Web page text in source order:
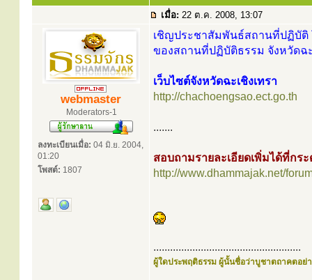
เมื่อ: 22 ต.ค. 2008, 13:07
webmaster
Moderators-1
ลงทะเบียนเมื่อ: 04 มิ.ย. 2004,
01:20
โพสต์: 1807
เชิญประชาสัมพันธ์สถานที่ปฏิบัติ
ของสถานที่ปฏิบัติธรรม จังหวัดฉะ
เว็บไซต์จังหวัดฉะเชิงเทรา
http://chachoengsao.ect.go.th
.......
สอบถามรายละเอียดเพิ่มได้ที่กร
http://www.dhammajak.net/
.....................................................
ผู้ใดประพฤติธรรม ผู้นั้นชื่อว่าบูชาตถาคตอย่า